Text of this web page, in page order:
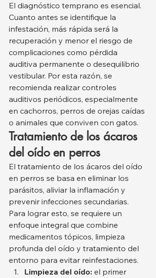
El diagnóstico temprano es esencial.
Cuanto antes se identifique la
infestación, más rápida será la
recuperación y menor el riesgo de
complicaciones como pérdida
auditiva permanente o desequilibrio
vestibular. Por esta razón, se
recomienda realizar controles
auditivos periódicos, especialmente
en cachorros, perros de orejas caídas
o animales que conviven con gatos.
Tratamiento de los ácaros
del oído en perros
El tratamiento de los ácaros del oído
en perros se basa en eliminar los
parásitos, aliviar la inflamación y
prevenir infecciones secundarias.
Para lograr esto, se requiere un
enfoque integral que combine
medicamentos tópicos, limpieza
profunda del oído y tratamiento del
entorno para evitar reinfestaciones.
Limpieza del oído: el primer